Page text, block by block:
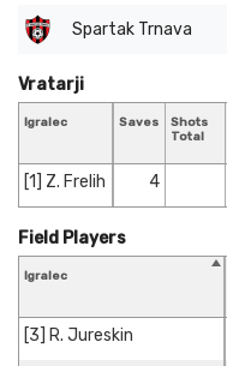
Spartak Trnava
Igralec Saves
Shots
Total
[1] Z. Frelih 4
Vratarji
Igralec
[3] R. Jureskin
Field Players